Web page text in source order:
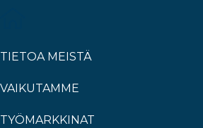
TIETOA MEISTÄ
VAIKUTAMME
TYÖMARKKINAT